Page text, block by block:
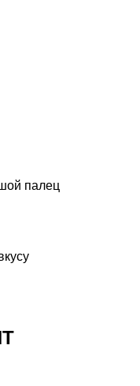
палец